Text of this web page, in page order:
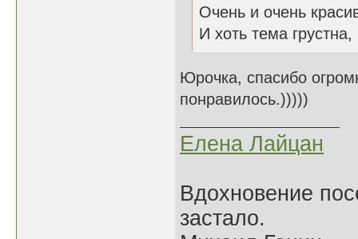
Очень и очень
И хоть тема
Юрочка, спасибо
понравилось.)))))
Елена Лайцан
Вдохновение
застало.